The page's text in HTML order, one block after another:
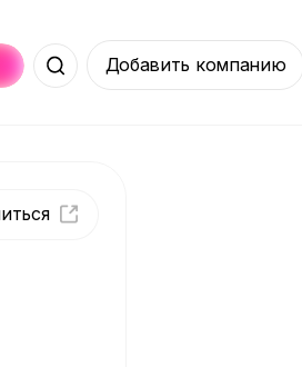
Услуги Покупки Онлайн
Места Добавить компанию